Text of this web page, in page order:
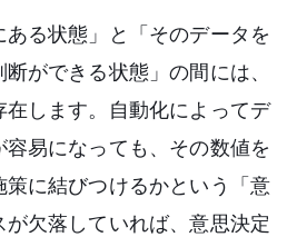
ある状態」と「そのデータを
ができる状態」の間には、
します。自動化によってデ
易になっても、その数値を
策に結びつけるかという「意
欠落していれば、意思決定